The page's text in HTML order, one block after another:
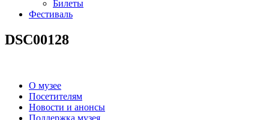
Билеты
Фестиваль
DSC00128
О музее
Посетителям
Новости и анонсы
Поддержка музея